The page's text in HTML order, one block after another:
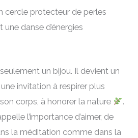
cercle protecteur de perles
une danse d’énergies
un bijou. Il devient un
invitation à respirer plus
corps, à honorer la nature
.
l’importance d’aimer, de
la méditation comme dans la